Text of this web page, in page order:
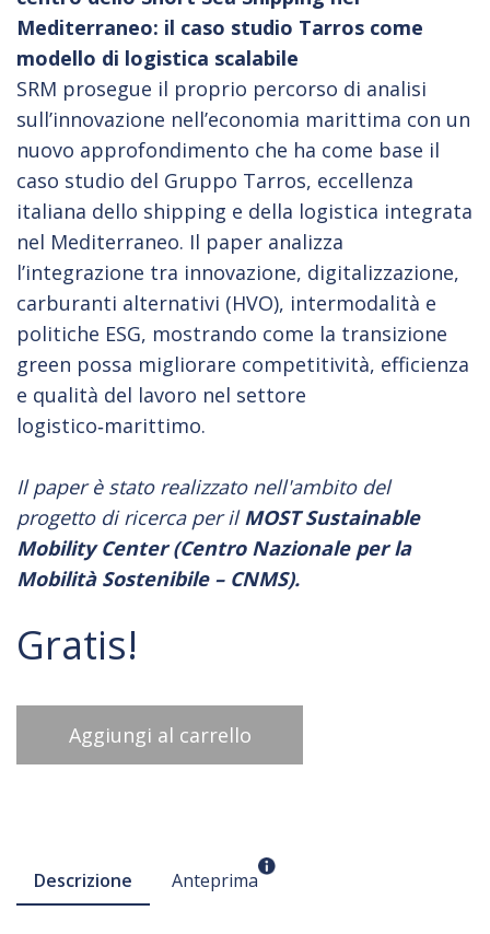
Mediterraneo: il caso studio Tarros come
modello di logistica scalabile
SRM prosegue il proprio percorso di analisi
sull’innovazione nell’economia marittima con un
nuovo approfondimento che ha come base il
caso studio del Gruppo Tarros, eccellenza
italiana dello shipping e della logistica integrata
nel Mediterraneo. Il paper analizza
l’integrazione tra innovazione, digitalizzazione,
carburanti alternativi (HVO), intermodalità e
politiche ESG, mostrando come la transizione
green possa migliorare competitività, efficienza
e qualità del lavoro nel settore
logistico‑marittimo.
Il paper è stato realizzato nell'ambito del
progetto di ricerca per ilMOST Sustainable
Mobility Center (Centro Nazionale per la
Mobilità Sostenibile – CNMS).
Gratis!
Aggiungi al carrello
Descrizione Anteprima